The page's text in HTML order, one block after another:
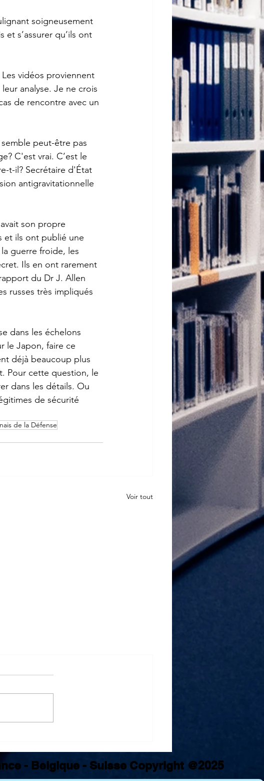
soigneusement
s’assurer qu’ils ont
vidéos proviennent
analyse. Je ne crois
de rencontre avec un
peut-être pas
C'est vrai. C’est le
t-il? Secrétaire d'État
antigravitationnelle
son propre
et ils ont publié une
guerre froide, les
Ils en ont rarement
du Dr J. Allen
russes très impliqués
dans les échelons
le Japon, faire ce
déjà beaucoup plus
Pour cette question, le
dans les détails. Ou
de sécurité
de la Défense
Voir tout
- Belgique - Suisse Copyright @2025